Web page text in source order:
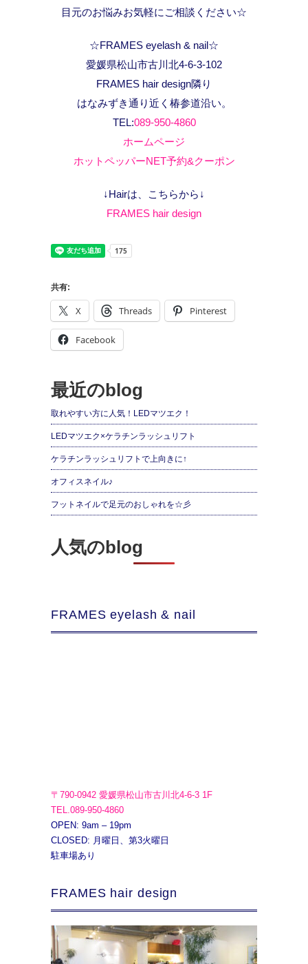
目元のお悩みお気軽にご相談ください☆
☆FRAMES eyelash & nail☆
愛媛県松山市古川北4-6-3-102
FRAMES hair design隣り
はなみずき通り近く椿参道沿い。
TEL:089-950-4860
ホームページ
ホットペッパーNET予約&クーポン
↓Hairは、こちらから↓
FRAMES hair design
共有:
X Threads Pinterest
Facebook
最近のblog
取れやすい方に人気！LEDマツエク！
LEDマツエク×ケラチンラッシュリフト
ケラチンラッシュリフトで上向きに↑
オフィスネイル♪
フットネイルで足元のおしゃれを☆彡
人気のblog
FRAMES eyelash & nail
〒790-0942 愛媛県松山市古川北4-6-3 1F
TEL.089-950-4860
OPEN: 9am – 19pm
CLOSED: 月曜日、第3火曜日
駐車場あり
FRAMES hair design